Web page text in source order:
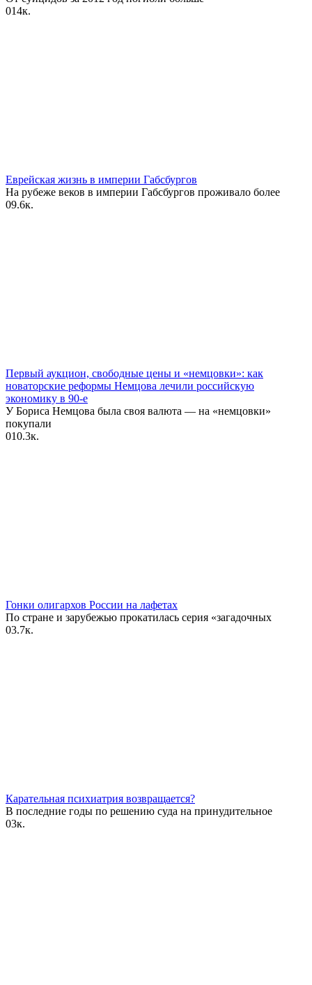
014к.
Еврейская жизнь в империи Габсбургов
На рубеже веков в империи Габсбургов проживало более
09.6к.
Первый аукцион, свободные цены и «‎немцовки»‎: как
новаторские реформы Немцова лечили российскую
экономику в 90-е
У Бориса Немцова была своя валюта — на «немцовки»
покупали
010.3к.
Гонки олигархов России на лафетах
По стране и зарубежью прокатилась серия «загадочных
03.7к.
Карательная психиатрия возвращается?
В последние годы по решению суда на принудительное
03к.